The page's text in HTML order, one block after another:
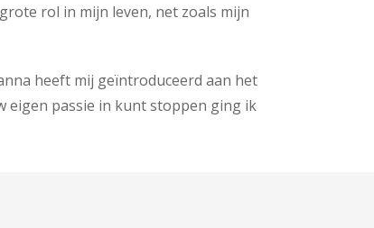
rol in mijn leven, net zoals mijn
heeft mij geïntroduceerd aan het
eigen passie in kunt stoppen ging ik